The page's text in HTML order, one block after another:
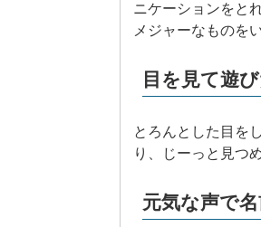
ニケーションをと
メジャーなものを
目を見て遊
とろんとした目を
り、じーっと見つ
元気な声で